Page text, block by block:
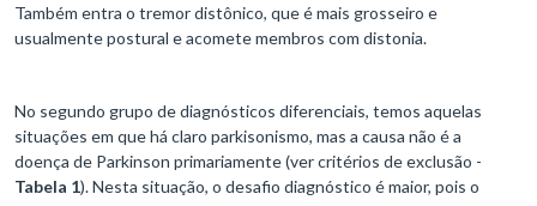
Também entra o tremor distônico, que é mais grosseiro e
usualmente postural e acomete membros com distonia.
No segundo grupo de diagnósticos diferenciais, temos aquelas
situações em que há claro parkisonismo, mas a causa não é a
doença de Parkinson primariamente (ver critérios de exclusão -
Tabela 1). Nesta situação, o desafio diagnóstico é maior, pois o